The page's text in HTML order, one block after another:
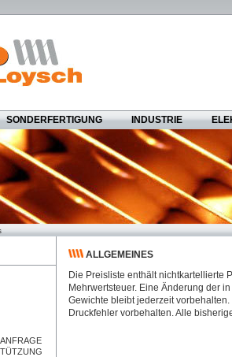
SONDERFERTIGUNG INDUSTRIE
ALLGEMEINES
Die Preisliste enthält nichtkartellierte
Mehrwertsteuer. Eine Änderung der
Gewichte bleibt jederzeit
Druckfehler vorbehalten. Alle